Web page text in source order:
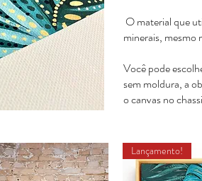
O material que
minerais, mesmo
Você pode
sem moldura, a
o canvas no
Lançamento!